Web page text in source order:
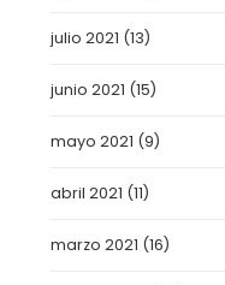
julio 2021 (13)
junio 2021 (15)
mayo 2021 (9)
abril 2021 (11)
marzo 2021 (16)